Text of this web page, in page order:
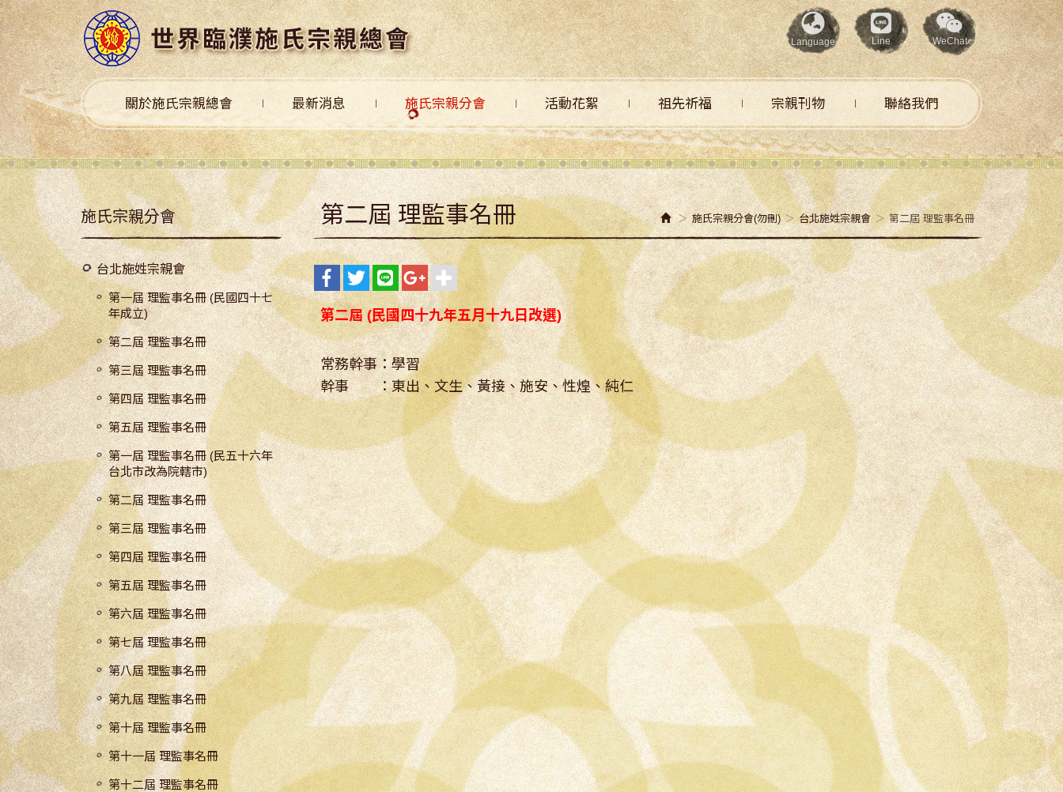
關於施氏宗親總會 最新消息 施氏宗親分會 活動花絮 祖先祈福 宗親刊物 聯絡我們
Language Line WeChat
施氏宗親分會
台北施姓宗親會
第一屆 理監事名冊 (民國四十七
年成立)
第二屆 理監事名冊
第三屆 理監事名冊
第四屆 理監事名冊
第五屆 理監事名冊
第一屆 理監事名冊 (民五十六年
台北市改為院轄市)
第二屆 理監事名冊
第三屆 理監事名冊
第四屆 理監事名冊
第五屆 理監事名冊
第六屆 理監事名冊
第七屆 理監事名冊
第八屆 理監事名冊
第九屆 理監事名冊
第十屆 理監事名冊
第十一屆 理監事名冊
第十二屆 理監事名冊
施氏宗親分會(勿刪) 台北施姓宗親會 第二屆 理監事名冊
第二屆 理監事名冊
第二屆 (民國四十九年五月十九日改選)
常務幹事：學習
幹事 ：東出、文生、黃接、施安、性煌、純仁